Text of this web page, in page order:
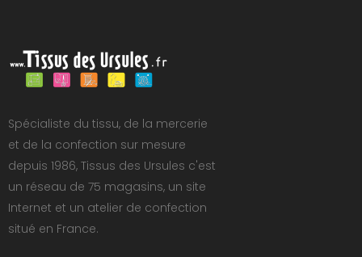
Spécialiste du tissu, de la mercerie
et de la confection sur mesure
depuis 1986, Tissus des Ursules c'est
un réseau de 75 magasins, un site
Internet et un atelier de confection
situé en France.